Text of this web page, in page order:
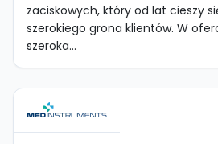
zaciskowych, który od lat cieszy
szerokiego grona klientów. W
szeroka...